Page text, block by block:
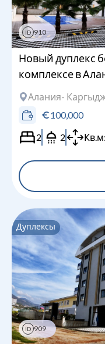
ID 910
Новый дуплекс
комплексе в
Алания-
100,000
2
2 Кв.м:
Дуплексы
ID 909